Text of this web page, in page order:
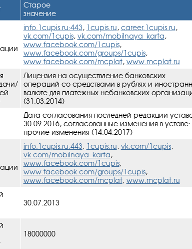
Старое
значение
info.1cupis.ru:443, 1cupis.ru, career.1cupis.ru,
vk.com/1cupis, vk.com/mobilnaya_karta,
www.facebook.com/1cupis,
www.facebook.com/groups/1cupis,
www.facebook.com/mcplat, www.mcplat.ru
Лицензия на осуществление банковских
операций со средствами в рублях и
валюте для платежных небанковских
(31.03.2014)
Дата согласования последней редакции
30.09.2016, cогласованные изменения в уставe:
прочие изменения (14.04.2017)
info.1cupis.ru:443, 1cupis.ru, vk.com/1cupis,
vk.com/mobilnaya_karta,
www.facebook.com/1cupis,
www.facebook.com/groups/1cupis,
www.facebook.com/mcplat, www.mcplat.ru
30.07.2013
18000000